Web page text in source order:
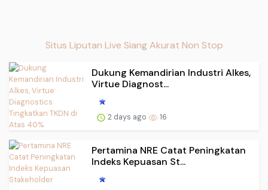
Situs Liputan Live Siang Akurat Non Stop
Dukung Kemandirian Industri Alkes,
Virtue Diagnost...
2 days ago 16
Pertamina NRE Catat Peningkatan
Indeks Kepuasan St...